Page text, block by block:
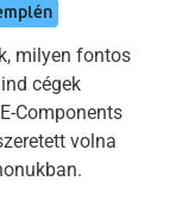
milyen fontos
cégek
Components
volna